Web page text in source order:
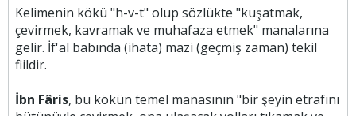
Kelimenin kökü "h-v-t" olup sözlükte "kuşatmak,
çevirmek, kavramak ve muhafaza etmek" manalarına
gelir. İf'al babında (ihata) mazi (geçmiş zaman) tekil
fiildir.
İbn Fâris, bu kökün temel manasının "bir şeyin etrafını